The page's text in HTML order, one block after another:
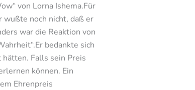
von Lorna Ishema.Für
wußte noch nicht, daß er
war die Reaktion von
bedankte sich
Falls sein Preis
können. Ein
Ehrenpreis